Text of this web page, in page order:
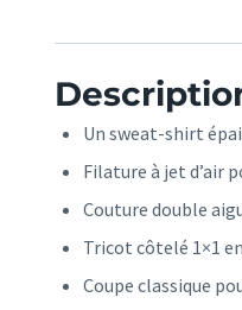
Un sweat-shirt
Filature à jet d’air
Couture double
Tricot côtelé 1×1
Coupe classique